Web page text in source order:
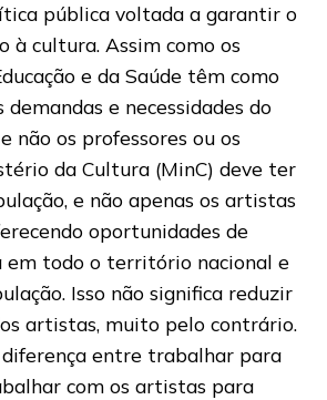
pública voltada a garantir o
à cultura. Assim como os
e da Saúde têm como
e necessidades do
não os professores ou os
da Cultura (MinC) deve ter
e não apenas os artistas
oportunidades de
em todo o território nacional e
Isso não significa reduzir
artistas, muito pelo contrário.
entre trabalhar para
com os artistas para